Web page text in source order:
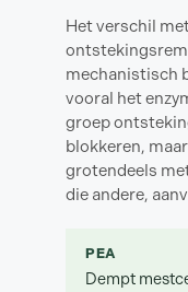
Het verschil
mechanistisch
vooral het
groep
blokkeren,
grotendeels
die andere,
PEA
Dempt